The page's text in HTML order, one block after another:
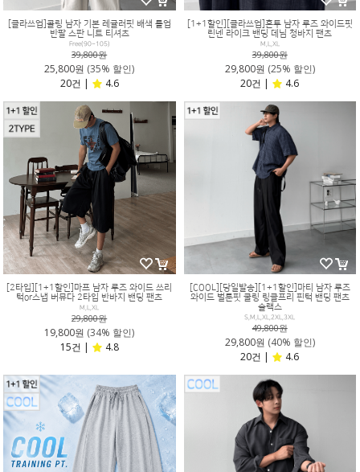
[클라쓰업]콜링 남자 기본 레귤러핏 배색 롤업
반팔 스판 니트 티셔츠
Free(90~105)
39,800원
25,800원 (35% 할인)
20건 |
4.6
[1+1할인][클라쓰업]혼투 남자 루즈 와이드핏
린넨 라이크 밴딩 데님 청바지 팬츠
M,L,XL
39,800원
29,800원 (25% 할인)
20건 |
4.6
[2타입][1+1할인]마프 남자 루즈 와이드 쓰리
턱or스냅 버뮤다 2타입 반바지 밴딩 팬츠
M,L,XL
29,800원
19,800원 (34% 할인)
15건 |
4.8
[COOL][당일발송][1+1할인]마티 남자 루즈
와이드 벌룬핏 쿨링 링클프리 핀턱 밴딩 팬츠
슬랙스
S,M,L,XL,2XL,3XL
49,800원
29,800원 (40% 할인)
20건 |
4.6